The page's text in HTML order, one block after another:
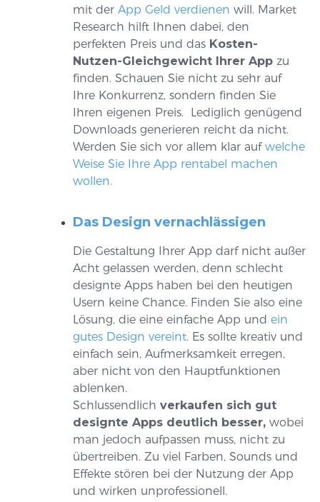
mit der App Geld verdienen will. Market
Research hilft Ihnen dabei, den
perfekten Preis und das Kosten-
Nutzen-Gleichgewicht Ihrer App zu
finden. Schauen Sie nicht zu sehr auf
Ihre Konkurrenz, sondern finden Sie
Ihren eigenen Preis. Lediglich genügend
Downloads generieren reicht da nicht.
Werden Sie sich vor allem klar auf welche
Weise Sie Ihre App rentabel machen
wollen.
Das Design vernachlässigen
Die Gestaltung Ihrer App darf nicht außer
Acht gelassen werden, denn schlecht
designte Apps haben bei den heutigen
Usern keine Chance. Finden Sie also eine
Lösung, die eine einfache App und ein
gutes Design vereint. Es sollte kreativ und
einfach sein, Aufmerksamkeit erregen,
aber nicht von den Hauptfunktionen
ablenken.
Schlussendlich verkaufen sich gut
designte Apps deutlich besser, wobei
man jedoch aufpassen muss, nicht zu
übertreiben. Zu viel Farben, Sounds und
Effekte stören bei der Nutzung der App
und wirken unprofessionell.